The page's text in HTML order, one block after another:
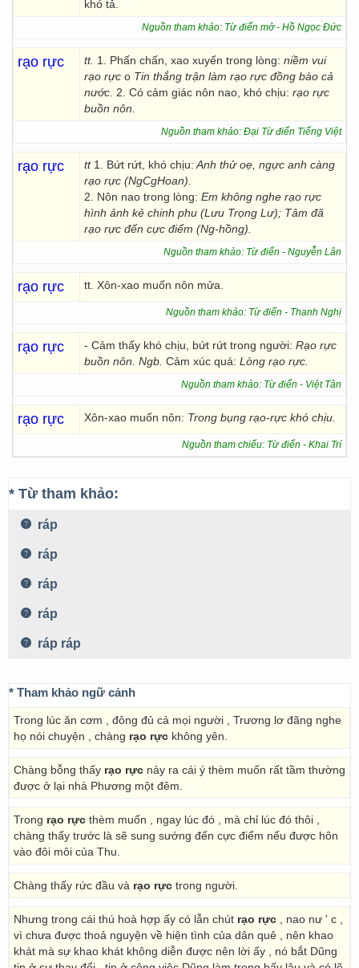
khó tả.
Nguồn tham khảo: Từ điển mở - Hồ Ngọc Đức
rạo rực tt. 1. Phấn chấn, xao xuyến trong lòng: niềm vui
rạo rực o Tin thắng trận làm rạo rực đồng bào cả
nước. 2. Có cảm giác nôn nao, khó chịu: rạo rực
buồn nôn.
Nguồn tham khảo: Đại Từ điển Tiếng Việt
rạo rực tt 1. Bứt rứt, khó chịu: Anh thử oẹ, ngực anh càng
rạo rực (NgCgHoan).
2. Nôn nao trong lòng: Em không nghe rạo rực
hình ảnh kẻ chinh phu (Lưu Trọng Lư); Tâm đã
rạo rực đến cực điểm (Ng-hồng).
Nguồn tham khảo: Từ điển - Nguyễn Lân
rạo rực tt. Xôn-xao muốn nôn mửa.
Nguồn tham khảo: Từ điển - Thanh Nghị
rạo rực - Cảm thấy khó chịu, bứt rứt trong người: Rạo rực
buồn nôn. Ngb. Cảm xúc quá: Lòng rạo rực.
Nguồn tham khảo: Từ điển - Việt Tân
rạo rực Xôn-xao muốn nôn: Trong bụng rạo-rực khó chịu.
Nguồn tham chiếu: Từ điển - Khai Trí
* Từ tham khảo:
ráp
ráp
ráp
ráp
ráp ráp
* Tham khảo ngữ cảnh
Trong lúc ăn cơm , đông đủ cả mọi người , Trương lơ đãng nghe
họ nói chuyện , chàng rạo rực không yên.
Chàng bỗng thấy rạo rực nảy ra cái ý thèm muốn rất tầm thường
được ở lại nhà Phương một đêm.
Trong rạo rực thèm muốn , ngay lúc đó , mà chỉ lúc đó thôi ,
chàng thấy trước là sẽ sung sướng đến cực điểm nếu được hôn
vào đôi môi của Thu.
Chàng thấy rức đầu và rạo rực trong người.
Nhưng trong cái thú hoà hợp ấy có lẫn chút rạo rực , nao nư ' c ,
vì chưa được thoả nguyện về hiện tình của dân quê , nên khao
khát mà sự khao khát không diễn được nên lời ấy , nó bắt Dũng